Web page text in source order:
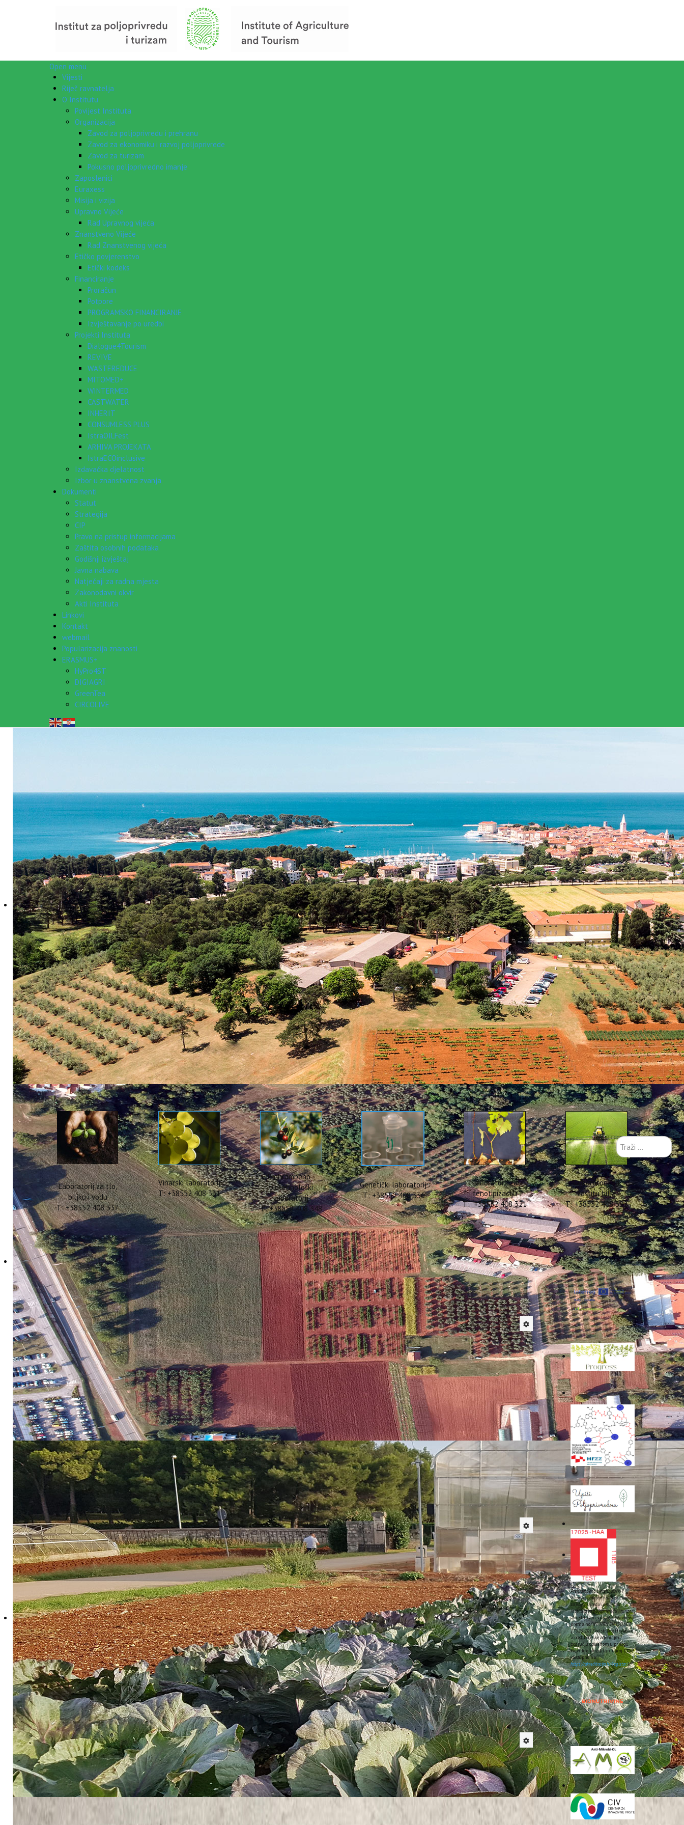
Open menu
Vijesti
Riječ ravnatelja
O Institutu
Povijest Instituta
Organizacija
Zavod za poljoprivredu i prehranu
Zavod za ekonomiku i razvoj poljoprivrede
Zavod za turizam
Pokusno poljoprivredno imanje
Zaposlenici
Euraxess
Misija i vizija
Upravno Vijeće
Rad Upravnog vijeća
Znanstveno Vijeće
Rad Znanstvenog vijeća
Etičko povjerenstvo
Etički kodeks
Financiranje
Proračun
Potpore
PROGRAMSKO FINANCIRANJE
Izvještavanje po uredbi
Projekti Instituta
Dialogue4Tourism
REVIVE
WASTEREDUCE
MITOMED+
WINTERMED
CASTWATER
INHERIT
CONSUMLESS PLUS
IstraOILFest
ARHIVA PROJEKATA
IstraECOinclusive
Izdavačka djelatnost
Izbor u znanstvena zvanja
Dokumenti
Statut
Strategija
CIP
Pravo na pristup informacijama
Zaštita osobnih podataka
Godišnji izvještaj
Javna nabava
Natječaji za radna mjesta
Zakonodavni okvir
Akti Instituta
Linkovi
Kontakt
webmail
Popularizacija znanosti
ERASMUS+
HyPro4ST
DIGIAGRI
GreenTea
CIRCOLIVE
Laboratorij za tlo,
biljku i vodu
T: +38552 408 337
Vinarski laboratorij
T: +38552 408 331
Prehrambeno -
biotehnološki
laboratorij
T: +38552 408 348
Genetički laboratorij
T: +38552 408 336
Laboratorij za
fenotipizaciju
T: +38552 408 321
Laboratorij za
zaštitu bilja
T: +38552 408 322
Hrvatska zaklada za znanost i MOBDOK Projekti – Marin
Cukrov mag. ing. agr.
18 Rujan 2025 Hitova: 1147
Naš doktorand Marin Cukrov, mag. ing. agr., po povratku s HRZZ projekta odlazne mobilnosti asistenata (MOBDOK-
2023-8384), održao je izlaganje u kojem je predstavio dragocjena iskustva, nova znanja te rezultate svoga
šestomjesečnog istraživačkog boravka u Švedskoj, na uglednom Sveučilištu u Uppsali. U uskoj suradnji s vrhunskim
istraživačima sa Švedskog sveučilišta agrarnih znanosti (Sveriges lantbruksuniversitet – SLU), točnije sa Zavoda
za ekologiju biljne proizvodnje, izv. prof. dr. sc. Velemirom Ninkovićem i dr. sc. Dimitrijem Markovićem, asistent Cukrov
je usavršio primjenu najnaprednijih metoda istraživanja biljne komunikacije te složenih interakcija između biljaka i njihove okoline, posredovanih
hlapljivim organskim spojevima.
Opširnije: Hrvatska zaklada za znanost i MOBDOK Projekti – Marin Cukrov mag. ing. agr.
VII. Međunarodni znanstveno-stručni skup "Inovacije i
agrobiznis"
18 Rujan 2025 Hitova: 1153
Zadovoljstvo nam je pozvati Vas na VII. međunarodni znanstveno-stručni skup„Inovacije i agrobiznis“, koji će biti
održan14. studenog 2025. godine u Poreču, u Kongresnoj dvorani Obrtničkog Doma u hibridnom oblikuu
organizaciji Hrvatskog agroekonomskog društva – strukovne udruge koja promiče agroekonomsku i agrosociološku
struku kao znanstvenu i nastavnu disciplinu te profesionalnu djelatnost. Glavna tema ovogodišnjeg skupa je
Mediteranska poljoprivreda i agroturizam, a pozivamo Vas da prezentirate svoje radove vezane uz
poljoprivrednu proizvodnju, digitalizaciju, zelene tehnologije, cirkularnu ekonomiju, ruralni i agroturizam te ostale
teme iz područja agrobiznisa, značajne za razvoj konkurentne mediteranske poljoprivredne proizvodnje i opskrbe hranom.
Više informacija o skupu, kao i upute za autore možete pronaći u privitku te naweb stranici skupa
Obavještavamo Vas da jerok za slanje radova/sažetaka produžen do 22.09.2025.
Opširnije: VII. Međunarodni znanstveno-stručni skup "Inovacije i agrobiznis"
Obrana doktorske disertacije - dr.sc. Laura Košćak
16 Rujan 2025 Hitova: 1120
Čestitamo našoj doktorandici Lauri Košćak na uspješnoj obrani doktorske disertacije naslova„Osjetljivost
hrvatskih autohtonih sorti masline naPseudomonas savastanoipv.savastanoii mogućnosti kontrole
korištenjem bioaktivnih spojeva“na Agronomskom fakultetu Sveučilišta u Zagrebu i stjecanje akademskog
stupnja doktorice znanosti. Doktorski je rad financiran u okviru Uspostavnog istraživačkog projekta Hrvatske
zaklade za znanost „Prirodni bioaktivni spojevi kao izvor potencijalnih antimikrobnih tvari u suzbijanju bakterijskih i
drugih gljivičnih patogena masline“ (Anti-Mikrobi-OL UIP-2020-02-7413), a voditeljica projekta bila je: dr. sc. Sara
Prehrambeno biotehnološki i
Vinarski laboratorij unutar Zavoda
za poljoprivredu i prehranu
Instituta za poljoprivredu i turizam
akreditirani suispitni laboratoriji
prema normiHRN EN ISO/IEC
17025:2017od strane Hrvatske
akreditacijske agencije u
području opisanom u prilogu
Potvrde o akreditaciji broj 1185
(dostupno na:
https://akreditacija.hr/registar/).
Traži
...